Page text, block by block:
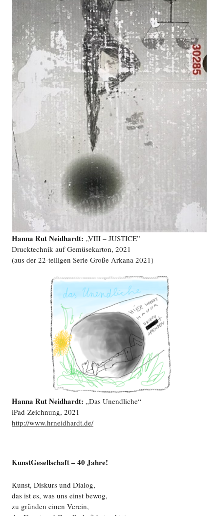
Hanna Rut Neidhardt: „VIII – JUSTICE”
Drucktechnik auf Gemüsekarton, 2021
(aus der 22-teiligen Serie Große Arkana 2021)
Hanna Rut Neidhardt: „Das Unendliche“
iPad-Zeichnung, 2021
http://www.hrneidhardt.de/
KunstGesellschaft – 40 Jahre!
Kunst, Diskurs und Dialog,
das ist es, was uns einst bewog,
zu gründen einen Verein,